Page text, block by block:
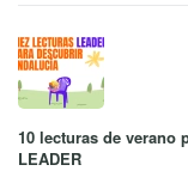
10 lecturas de verano
LEADER